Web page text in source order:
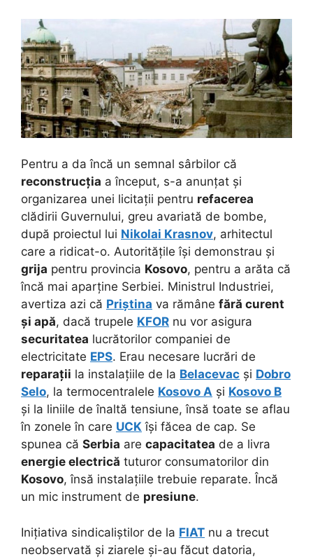
Pentru a da încă un semnal sârbilor că
reconstrucția a început, s-a anunțat și
organizarea unei licitații pentru refacerea
clădirii Guvernului, greu avariată de bombe,
după proiectul lui Nikolai Krasnov, arhitectul
care a ridicat-o. Autoritățile își demonstrau și
grija pentru provincia Kosovo, pentru a arăta că
încă mai aparține Serbiei. Ministrul Industriei,
avertiza azi că Priștina va rămâne fără curent
și apă, dacă trupele KFOR nu vor asigura
securitatea lucrătorilor companiei de
electricitate EPS. Erau necesare lucrări de
reparații la instalațiile de la Belacevac și Dobro
Selo, la termocentralele Kosovo A și Kosovo B
și la liniile de înaltă tensiune, însă toate se aflau
în zonele în care UCK își făcea de cap. Se
spunea că Serbia are capacitatea de a livra
energie electrică tuturor consumatorilor din
Kosovo, însă instalațiile trebuie reparate. Încă
un mic instrument de presiune.
Inițiativa sindicaliștilor de la FIAT nu a trecut
neobservată și ziarele și-au făcut datoria,